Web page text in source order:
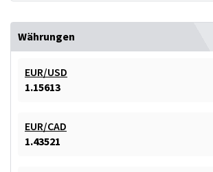
Währungen
EUR/USD
1.15613
EUR/CAD
1.43521